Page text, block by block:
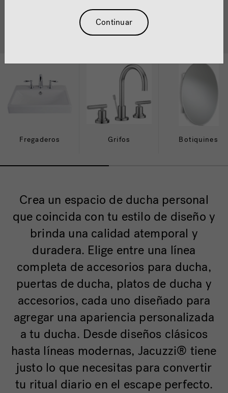
Ver todas las duchas
Fregaderos Grifos Botiquines
Crea un espacio de ducha personal
que coincida con tu estilo de diseño y
brinda una calidad atemporal y
duradera. Elige entre una línea
completa de accesorios para ducha,
puertas de ducha, platos de ducha y
accesorios, cada uno diseñado para
agregar una apariencia personalizada
a tu ducha. Desde diseños clásicos
hasta líneas modernas, Jacuzzi® tiene
justo lo que necesitas para convertir
tu ritual diario en el escape perfecto.
Continuar